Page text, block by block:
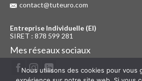
contact@tuteuro.com
Entreprise Individuelle (EI)
SIRET : 878 599 281
Mes réseaux sociaux
Nous utilisons des cookies pour vous